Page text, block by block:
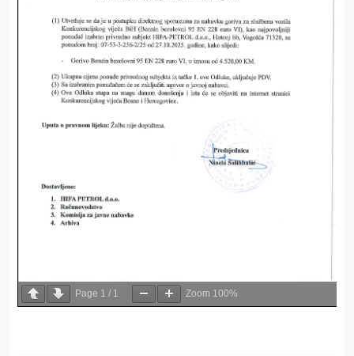
Page 1 / 1 Zoom 100%